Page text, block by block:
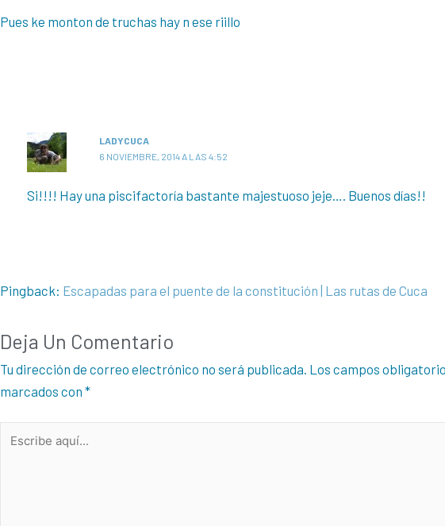
Pues ke monton de truchas hay n ese riillo
LADYCUCA
6 NOVIEMBRE, 2014 A LAS 4:52
Si!!!! Hay una piscifactoría bastante majestuoso jeje…. Buenos días!!
Pingback: Escapadas para el puente de la constitución | Las rutas de Cuca
Deja Un Comentario
Tu dirección de correo electrónico no será publicada. Los campos
marcados con*
Escribe